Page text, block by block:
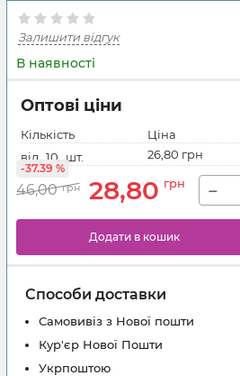
Залишити відгук
В наявності
Оптові ціни
Кількість
Ціна
від 10 шт. 26,80 грн
46,00 грн 28,80 грн
-37.39 %
−
Додати в кошик
Способи доставки
Самовивіз з Нової пошти
Кур'єр Нової Пошти
Укрпоштою